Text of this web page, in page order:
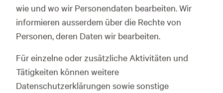
wie und wo wir Personendaten bearbeiten. Wir
informieren ausserdem über die Rechte von
Personen, deren Daten wir bearbeiten.
Für einzelne oder zusätzliche Aktivitäten und
Tätigkeiten können weitere
Datenschutzerklärungen sowie sonstige